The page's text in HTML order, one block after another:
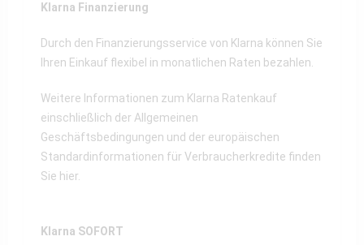
Klarna Finanzierung
Durch den Finanzierungsservice von Klarna können Sie
Ihren Einkauf flexibel in monatlichen Raten bezahlen.
Weitere Informationen zum Klarna Ratenkauf
einschließlich der Allgemeinen
Geschäftsbedingungen und der europäischen
Standardinformationen für Verbraucherkredite finden
Sie hier.
Klarna SOFORT